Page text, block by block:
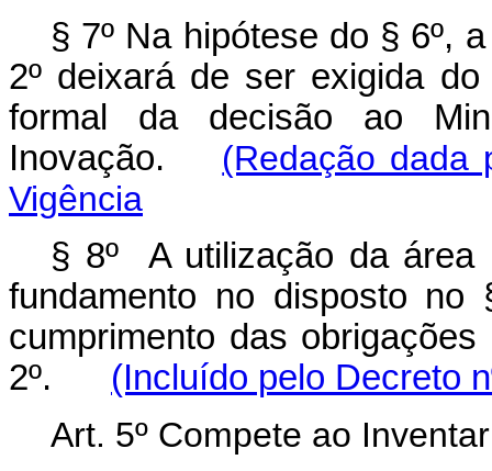
§ 7º Na hipótese do § 6º,
2º deixará de ser exigida
formal da decisão ao
Inovação. (Redação dada
Vigência
§ 8º A utilização da área
fundamento no disposto
cumprimento das
2º. (Incluído pelo Decreto
Art. 5º Compete ao